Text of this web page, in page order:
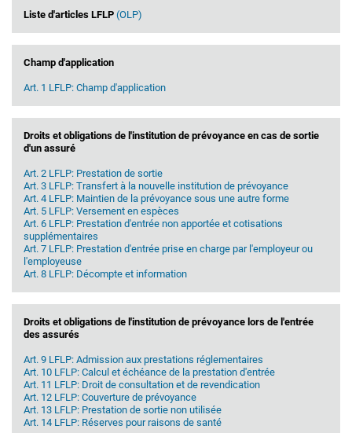
Liste d'articles LFLP (OLP)
Champ d'application
Art. 1 LFLP: Champ d'application
Droits et obligations de l'institution de prévoyance en cas de sortie
d'un assuré
Art. 2 LFLP: Prestation de sortie
Art. 3 LFLP: Transfert à la nouvelle institution de prévoyance
Art. 4 LFLP: Maintien de la prévoyance sous une autre forme
Art. 5 LFLP: Versement en espèces
Art. 6 LFLP: Prestation d'entrée non apportée et cotisations
supplémentaires
Art. 7 LFLP: Prestation d'entrée prise en charge par l'employeur ou
l'employeuse
Art. 8 LFLP: Décompte et information
Droits et obligations de l'institution de prévoyance lors de l'entrée
des assurés
Art. 9 LFLP: Admission aux prestations réglementaires
Art. 10 LFLP: Calcul et échéance de la prestation d'entrée
Art. 11 LFLP: Droit de consultation et de revendication
Art. 12 LFLP: Couverture de prévoyance
Art. 13 LFLP: Prestation de sortie non utilisée
Art. 14 LFLP: Réserves pour raisons de santé